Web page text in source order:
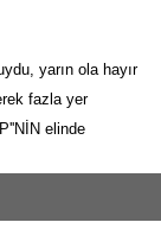
yarın ola hayır
fazla yer
elinde